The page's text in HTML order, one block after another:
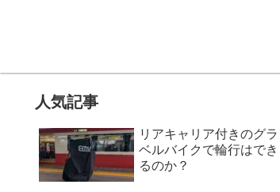
人気記事
リアキャリア付きのグラ
ベルバイクで輪行はでき
るのか？